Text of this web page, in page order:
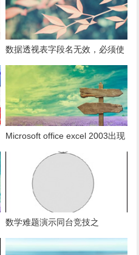
数据透视表字段名无效，必须使
用组合为带有标志列列表的数
Microsoft office excel 2003出现
发送错误报告怎么办？
数学难题演示同台竞技之
PowerPoint篇